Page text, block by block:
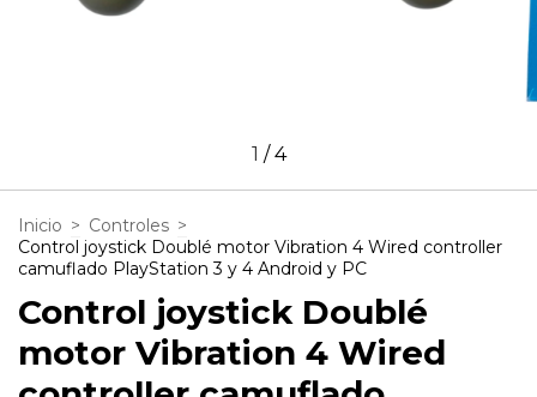
1 /4
Inicio > Controles >
Control joystick Doublé motor Vibration 4 Wired controller
camuflado PlayStation 3 y 4 Android y PC
Control joystick Doublé
motor Vibration 4 Wired